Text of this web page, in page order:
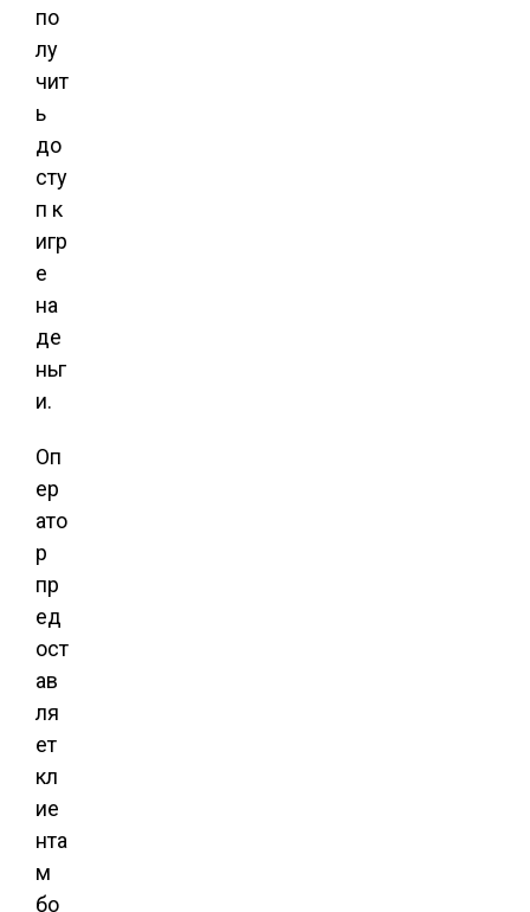
по
лу
чит
ь
до
сту
п к
игр
е
на
де
ньг
и.
Оп
ер
ато
р
пр
ед
ост
ав
ля
ет
кл
ие
нта
м
бо